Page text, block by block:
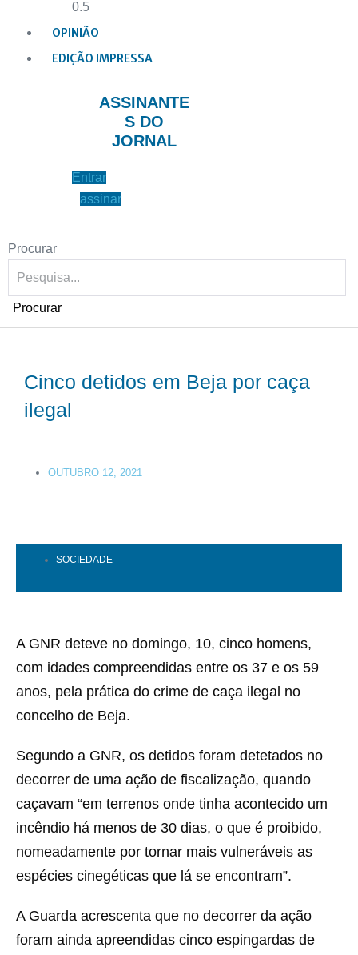
OPINIÃO
EDIÇÃO IMPRESSA
ASSINANTE
S DO
JORNAL
Entrar
assinar
Procurar
Procurar
Cinco detidos em Beja por caça
ilegal
OUTUBRO 12, 2021
SOCIEDADE
A GNR deteve no domingo, 10, cinco homens,
com idades compreendidas entre os 37 e os 59
anos, pela prática do crime de caça ilegal no
concelho de Beja.
Segundo a GNR, os detidos foram detetados no
decorrer de uma ação de fiscalização, quando
caçavam “em terrenos onde tinha acontecido um
incêndio há menos de 30 dias, o que é proibido,
nomeadamente por tornar mais vulneráveis as
espécies cinegéticas que lá se encontram”.
A Guarda acrescenta que no decorrer da ação
foram ainda apreendidas cinco espingardas de